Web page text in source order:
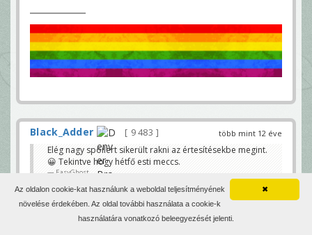
több mint 12 éve
Black_Adder
9 483
Elég nagy spoilert sikerült rakni az értesítésekbe megint.
😀 Tekintve hogy hétfő esti meccs.
EasyGhost
Tényleg kint volt az eredmény a meccs előtt? Ha
ezt tudom, ma már gazdagabb lennék :p
✖
Az oldalon cookie-kat használunk a weboldal teljesítményének
növelése érdekében. Az oldal további használata a cookie-k
használatára vonatkozó beleegyezését jelenti.